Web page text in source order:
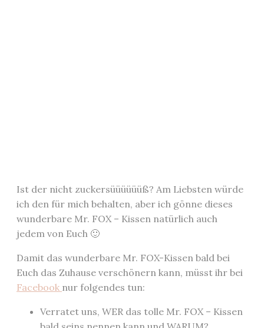
Ist der nicht zuckersüüüüüüß? Am Liebsten würde
ich den für mich behalten, aber ich gönne dieses
wunderbare Mr. FOX – Kissen natürlich auch
jedem von Euch 🙂
Damit das wunderbare Mr. FOX-Kissen bald bei
Euch das Zuhause verschönern kann, müsst ihr bei
Facebook nur folgendes tun:
Verratet uns, WER das tolle Mr. FOX – Kissen